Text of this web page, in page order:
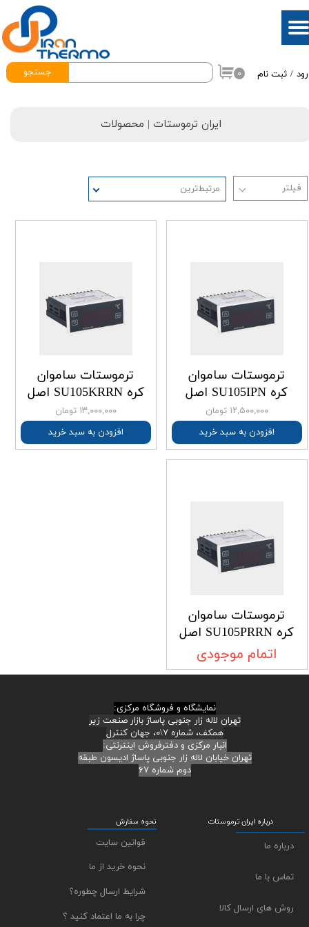
/ ثبت نام
حساب کاربری من
خروج از حساب کاربری
جستجو ۰
ایران ترموستات| محصولات
مرتبط‌ترین
ترموستات ساموان
کره SU105IPN اصل
۱۲,۵۰۰,۰۰۰ تومان
افزودن به سبد خرید
ترموستات ساموان
کره SU105KRRN اصل
۱۳,۰۰۰,۰۰۰ تومان
افزودن به سبد خرید
ترموستات ساموان
کره SU105PRRN اصل
اتمام موجودی
نمایشگاه و فروشگاه مرکزی:
تهران لاله زار جنوبی پاساژ بازار صنعت زیر
همکف، شماره ۷\۰، جهان کنترل
انبار مرکزی و دفترفروش اینترنتی:
تهران خیابان لاله زار جنوبی پاساژ ادیسون طبقه
دوم شماره ۶۷
نحوه سفارش
قوانین سایت
نحوه خرید از ما
شرایط ارسال چطوره؟
چرا به ما اعتماد کنید ؟
درباره ایران ترموستات
درباره ما
تماس با ما
روش های ارسال کالا